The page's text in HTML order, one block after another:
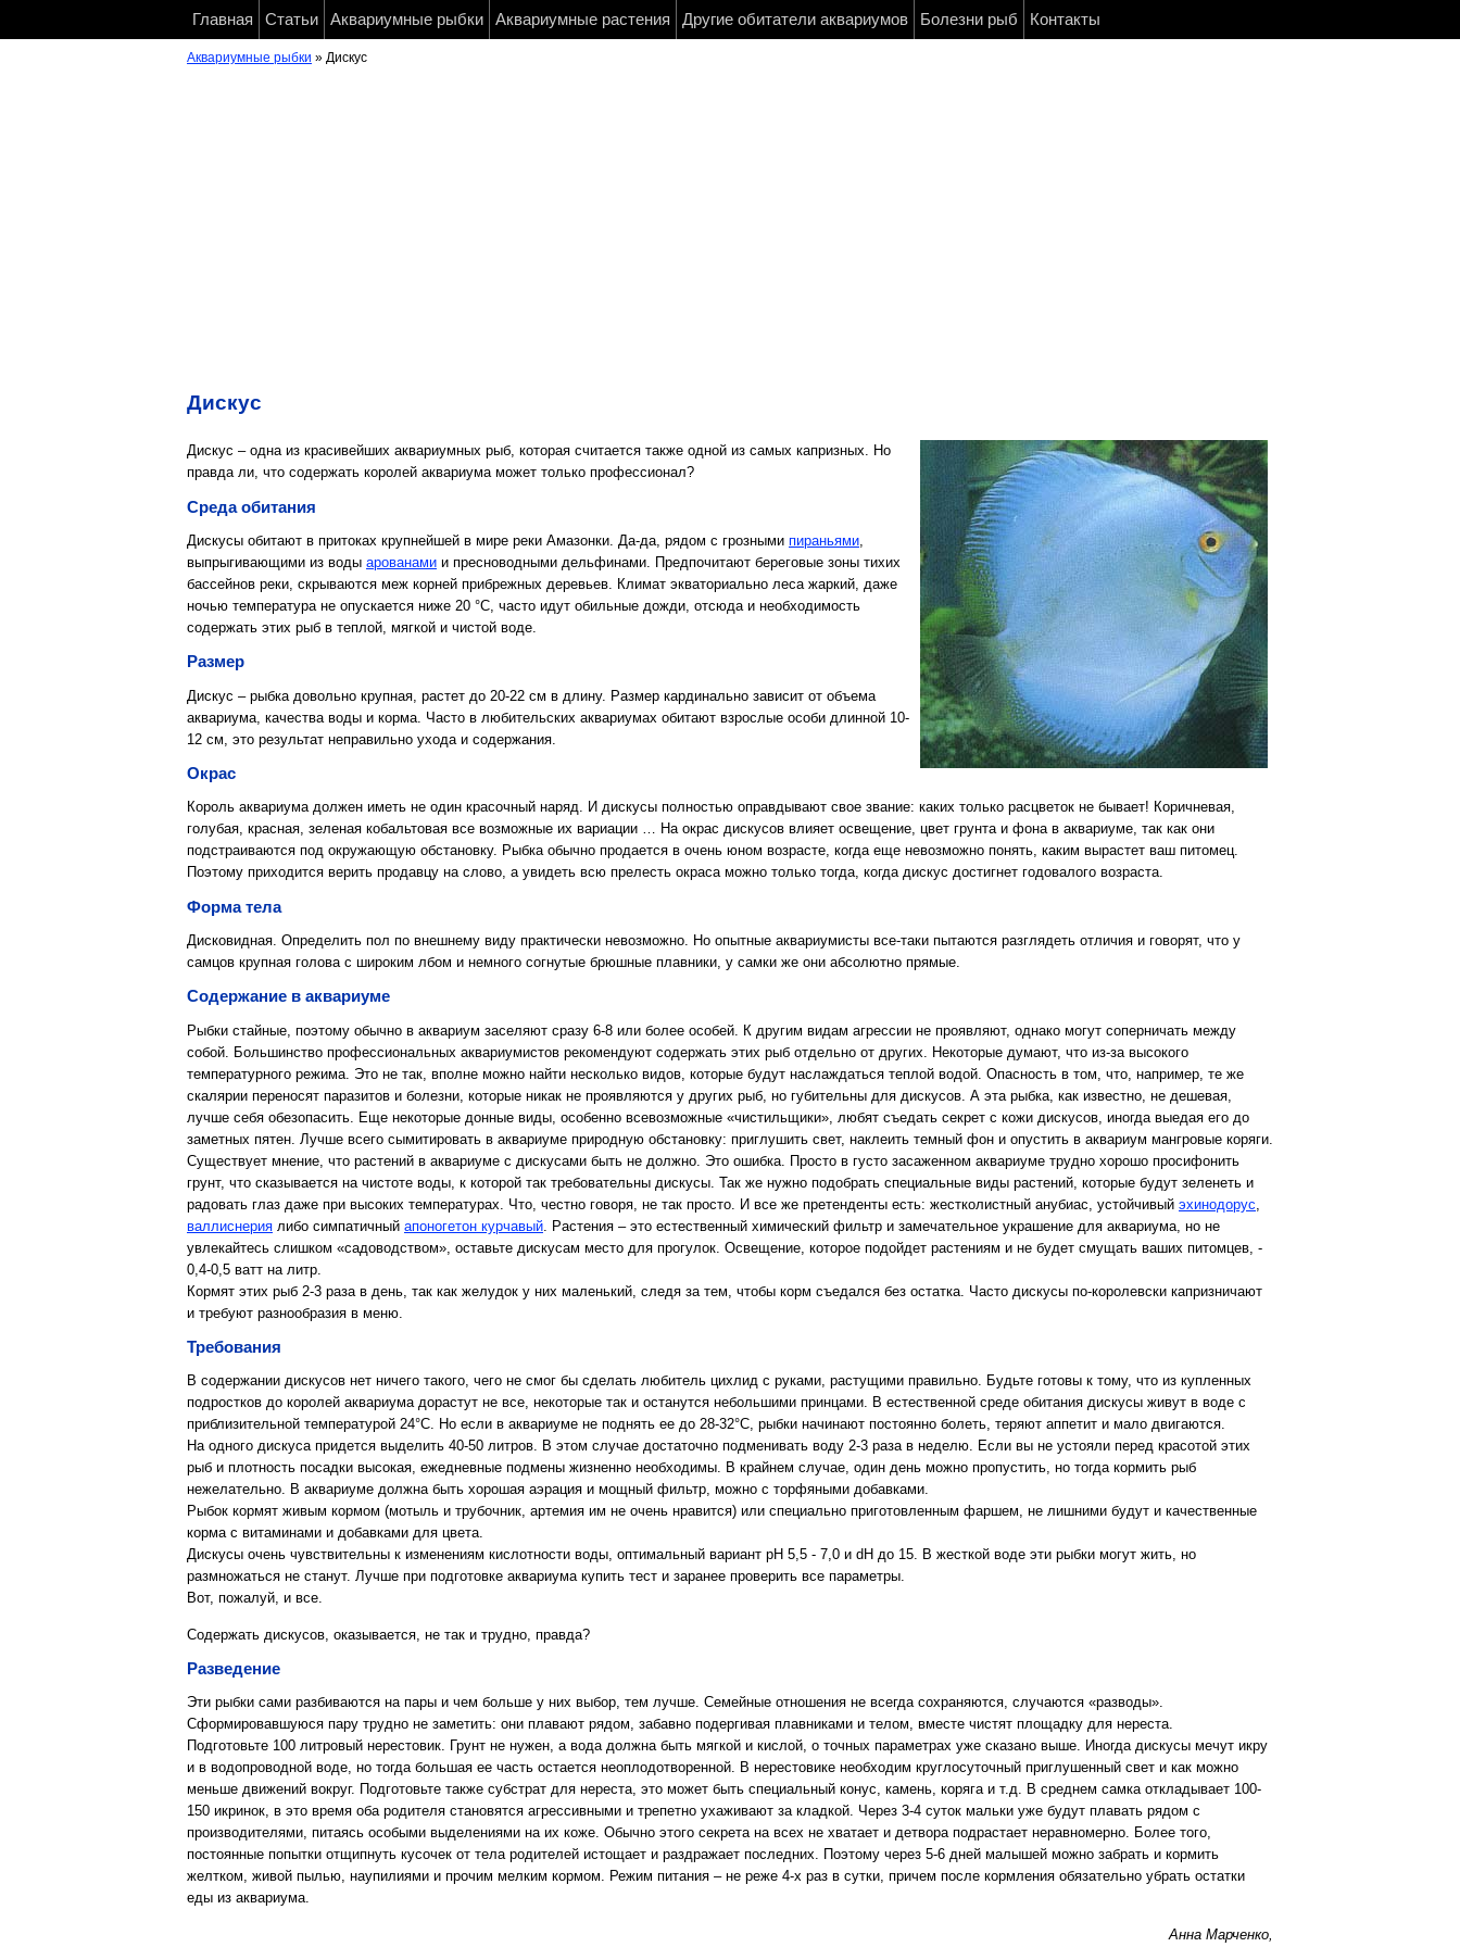
Главная Статьи Аквариумные рыбки Аквариумные растения Другие обитатели аквариумов Болезни рыб Контакты
Аквариумные рыбки » Дискус
Дискус
Дискус – одна из красивейших аквариумных рыб, которая считается также одной из самых капризных. Но
правда ли, что содержать королей аквариума может только профессионал?
Среда обитания
Дискусы обитают в притоках крупнейшей в мире реки Амазонки. Да-да, рядом с грозными пираньями
выпрыгивающими из воды арованами и пресноводными дельфинами. Предпочитают береговые зоны тихих
бассейнов реки, скрываются меж корней прибрежных деревьев. Климат экваториально леса жаркий, даже
ночью температура не опускается ниже 20 °C, часто идут обильные дожди, отсюда и необходимость
содержать этих рыб в теплой, мягкой и чистой воде.
Размер
Дискус – рыбка довольно крупная, растет до 20-22 см в длину. Размер кардинально зависит от объема
аквариума, качества воды и корма. Часто в любительских аквариумах обитают взрослые особи длинной 10-
12 см, это результат неправильно ухода и содержания.
Окрас
Король аквариума должен иметь не один красочный наряд. И дискусы полностью оправдывают свое звание: каких только расцветок не бывает! Коричневая,
голубая, красная, зеленая кобальтовая все возможные их вариации … На окрас дискусов влияет освещение, цвет грунта и фона в аквариуме, так как они
подстраиваются под окружающую обстановку. Рыбка обычно продается в очень юном возрасте, когда еще невозможно понять, каким вырастет ваш питомец.
Поэтому приходится верить продавцу на слово, а увидеть всю прелесть окраса можно только тогда, когда дискус достигнет годовалого возраста.
Форма тела
Дисковидная. Определить пол по внешнему виду практически невозможно. Но опытные аквариумисты все-таки пытаются разглядеть отличия и говорят, что у
самцов крупная голова с широким лбом и немного согнутые брюшные плавники, у самки же они абсолютно прямые.
Содержание в аквариуме
Рыбки стайные, поэтому обычно в аквариум заселяют сразу 6-8 или более особей. К другим видам агрессии не проявляют, однако могут соперничать между
собой. Большинство профессиональных аквариумистов рекомендуют содержать этих рыб отдельно от других. Некоторые думают, что из-за высокого
температурного режима. Это не так, вполне можно найти несколько видов, которые будут наслаждаться теплой водой. Опасность в том, что, например, те же
скалярии переносят паразитов и болезни, которые никак не проявляются у других рыб, но губительны для дискусов. А эта рыбка, как известно, не дешевая,
лучше себя обезопасить. Еще некоторые донные виды, особенно всевозможные «чистильщики», любят съедать секрет с кожи дискусов, иногда выедая его до
заметных пятен. Лучше всего сымитировать в аквариуме природную обстановку: приглушить свет, наклеить темный фон и опустить в аквариум мангровые коряги.
Существует мнение, что растений в аквариуме с дискусами быть не должно. Это ошибка. Просто в густо засаженном аквариуме трудно хорошо просифонить
грунт, что сказывается на чистоте воды, к которой так требовательны дискусы. Так же нужно подобрать специальные виды растений, которые будут зеленеть и
радовать глаз даже при высоких температурах. Что, честно говоря, не так просто. И все же претенденты есть: жестколистный анубиас, устойчивый эхинодорус
валлиснерия либо симпатичный апоногетон курчавый . Растения – это естественный химический фильтр и замечательное украшение для аквариума, но не
увлекайтесь слишком «садоводством», оставьте дискусам место для прогулок. Освещение, которое подойдет растениям и не будет смущать ваших питомцев, -
0,4-0,5 ватт на литр.
Кормят этих рыб 2-3 раза в день, так как желудок у них маленький, следя за тем, чтобы корм съедался без остатка. Часто дискусы по-королевски капризничают
и требуют разнообразия в меню.
Требования
В содержании дискусов нет ничего такого, чего не смог бы сделать любитель цихлид с руками, растущими правильно. Будьте готовы к тому, что из купленных
подростков до королей аквариума дорастут не все, некоторые так и останутся небольшими принцами. В естественной среде обитания дискусы живут в воде с
приблизительной температурой 24°С. Но если в аквариуме не поднять ее до 28-32°С, рыбки начинают постоянно болеть, теряют аппетит и мало двигаются.
На одного дискуса придется выделить 40-50 литров. В этом случае достаточно подменивать воду 2-3 раза в неделю. Если вы не устояли перед красотой этих
рыб и плотность посадки высокая, ежедневные подмены жизненно необходимы. В крайнем случае, один день можно пропустить, но тогда кормить рыб
нежелательно. В аквариуме должна быть хорошая аэрация и мощный фильтр, можно с торфяными добавками.
Рыбок кормят живым кормом (мотыль и трубочник, артемия им не очень нравится) или специально приготовленным фаршем, не лишними будут и качественные
корма с витаминами и добавками для цвета.
Дискусы очень чувствительны к изменениям кислотности воды, оптимальный вариант рН 5,5 - 7,0 и dH до 15. В жесткой воде эти рыбки могут жить, но
размножаться не станут. Лучше при подготовке аквариума купить тест и заранее проверить все параметры.
Вот, пожалуй, и все.
Содержать дискусов, оказывается, не так и трудно, правда?
Разведение
Эти рыбки сами разбиваются на пары и чем больше у них выбор, тем лучше. Семейные отношения не всегда сохраняются, случаются «разводы».
Сформировавшуюся пару трудно не заметить: они плавают рядом, забавно подергивая плавниками и телом, вместе чистят площадку для нереста.
Подготовьте 100 литровый нерестовик. Грунт не нужен, а вода должна быть мягкой и кислой, о точных параметрах уже сказано выше. Иногда дискусы мечут икру
и в водопроводной воде, но тогда большая ее часть остается неоплодотворенной. В нерестовике необходим круглосуточный приглушенный свет и как можно
меньше движений вокруг. Подготовьте также субстрат для нереста, это может быть специальный конус, камень, коряга и т.д. В среднем самка откладывает 100-
150 икринок, в это время оба родителя становятся агрессивными и трепетно ухаживают за кладкой. Через 3-4 суток мальки уже будут плавать рядом с
производителями, питаясь особыми выделениями на их коже. Обычно этого секрета на всех не хватает и детвора подрастает неравномерно. Более того,
постоянные попытки отщипнуть кусочек от тела родителей истощает и раздражает последних. Поэтому через 5-6 дней малышей можно забрать и кормить
желтком, живой пылью, наупилиями и прочим мелким кормом. Режим питания – не реже 4-х раз в сутки, причем после кормления обязательно убрать остатки
еды из аквариума.
Анна Марченко,